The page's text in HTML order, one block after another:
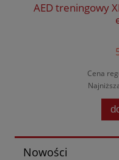
AED treningowy
Cena
Nowości